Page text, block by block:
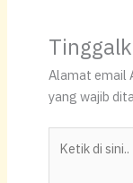
at
s
A
p
p
c
e
b
o
o
Alamat email
yang wajib